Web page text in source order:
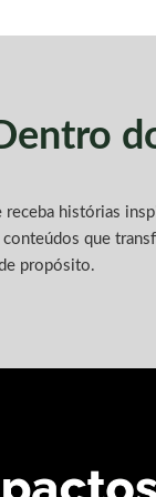
histórias
conteúdos que
propósito.